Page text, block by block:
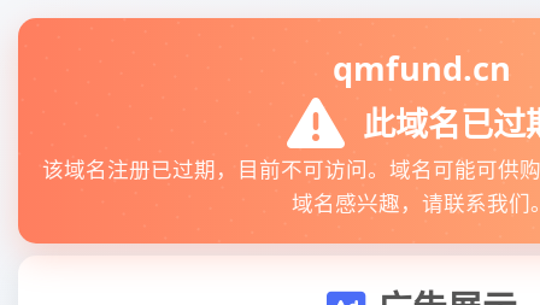
qmfund.cn
此域名已过
该域名注册已过期，目前不可访问。域名可能可供
域名感兴趣，请联系我们